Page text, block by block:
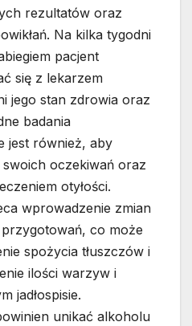
rezultatów oraz
Na kilka tygodni
pacjent
się z lekarzem
jego stan zdrowia oraz
badania
jest również, aby
swoich oczekiwań oraz
otyłości.
wprowadzenie zmian
co może
spożycia tłuszczów i
ilości warzyw i
jadłospisie.
unikać alkoholu